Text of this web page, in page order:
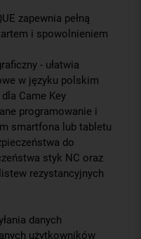
zapewnia pełną
i spowolnieniem
- ułatwia
w języku polskim
Came Key
programowanie i
smartfona lub tabletu
do
styk NC oraz
rezystancyjnych
danych
użytkowników